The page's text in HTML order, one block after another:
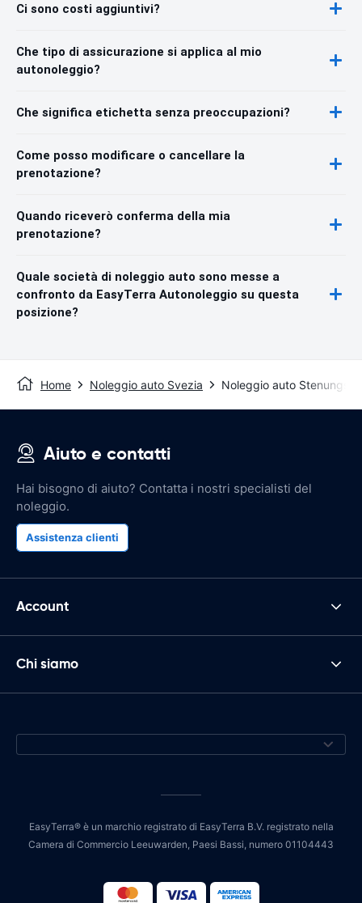
Ci sono costi aggiuntivi?
Che tipo di assicurazione si applica al mio
autonoleggio?
Che significa etichetta senza preoccupazioni?
Come posso modificare o cancellare la
prenotazione?
Quando riceverò conferma della mia
prenotazione?
Quale società di noleggio auto sono messe a
confronto da EasyTerra Autonoleggio su questa
posizione?
Home Noleggio auto Svezia Noleggio auto
Aiuto e contatti
Hai bisogno di aiuto? Contatta i nostri specialisti del
noleggio.
Assistenza clienti
Account
Chi siamo
EasyTerra® è un marchio registrato di EasyTerra B.V. registrato nella
Camera di Commercio Leeuwarden, Paesi Bassi, numero 01104443